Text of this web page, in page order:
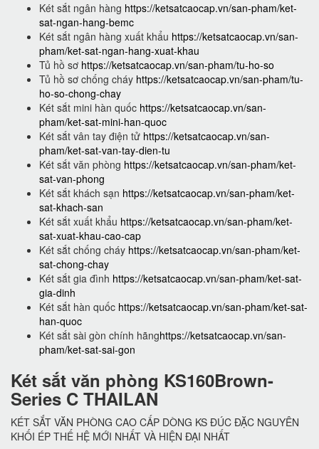
Két sắt ngân hàng https://ketsatcaocap.vn/san-pham/ket-
sat-ngan-hang-bemc
Két sắt ngân hàng xuất khẩu https://ketsatcaocap.vn/san-
pham/ket-sat-ngan-hang-xuat-khau
Tủ hồ sơ https://ketsatcaocap.vn/san-pham/tu-ho-so
Tủ hồ sơ chống cháy https://ketsatcaocap.vn/san-pham/tu-
ho-so-chong-chay
Két sắt mini hàn quốc https://ketsatcaocap.vn/san-
pham/ket-sat-mini-han-quoc
Két sắt vân tay điện tử https://ketsatcaocap.vn/san-
pham/ket-sat-van-tay-dien-tu
Két sắt văn phòng https://ketsatcaocap.vn/san-pham/ket-
sat-van-phong
Két sắt khách sạn https://ketsatcaocap.vn/san-pham/ket-
sat-khach-san
Két sắt xuất khẩu https://ketsatcaocap.vn/san-pham/ket-
sat-xuat-khau-cao-cap
Két sắt chống cháy https://ketsatcaocap.vn/san-pham/ket-
sat-chong-chay
Két sắt gia đình https://ketsatcaocap.vn/san-pham/ket-sat-
gia-dinh
Két sắt hàn quốc https://ketsatcaocap.vn/san-pham/ket-sat-
han-quoc
Két sắt sài gòn chính hãnghttps://ketsatcaocap.vn/san-
pham/ket-sat-sai-gon
Két sắt văn phòng KS160Brown-
Series C THAILAN
KÉT SẮT VĂN PHÒNG CAO CẤP DÒNG KS ĐÚC ĐẶC NGUYÊN
KHỐI ÉP THẾ HỆ MỚI NHẤT VÀ HIỆN ĐẠI NHẤT